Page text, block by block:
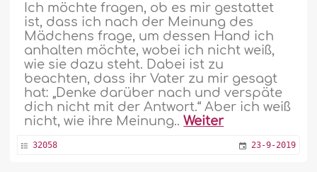
Ich möchte fragen, ob es mir gestattet
ist, dass ich nach der Meinung des
Mädchens frage, um dessen Hand ich
anhalten möchte, wobei ich nicht weiß,
wie sie dazu steht. Dabei ist zu
beachten, dass ihr Vater zu mir gesagt
hat: „Denke darüber nach und verspäte
dich nicht mit der Antwort.“ Aber ich weiß
nicht, wie ihre Meinung..Weiter
32058 23-9-2019